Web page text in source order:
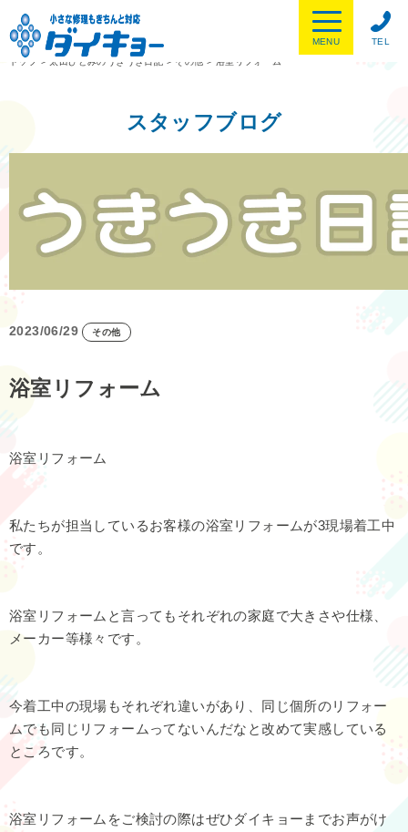
TEL
MENU
トップ
> 太田ひとみのうきうき日記 > その他 > 浴室リフォーム
スタッフブログ
2023/06/29 その他
浴室リフォーム
浴室リフォーム
私たちが担当しているお客様の浴室リフォームが3現場着工中
です。
浴室リフォームと言ってもそれぞれの家庭で大きさや仕様、
メーカー等様々です。
今着工中の現場もそれぞれ違いがあり、同じ個所のリフォー
ムでも同じリフォームってないんだなと改めて実感している
ところです。
浴室リフォームをご検討の際はぜひダイキョーまでお声がけ